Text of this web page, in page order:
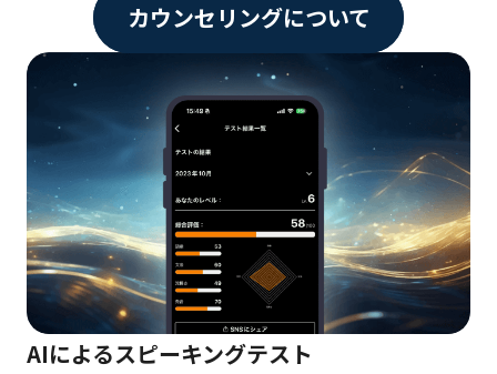
カウンセリングについて
AIによるスピーキングテスト